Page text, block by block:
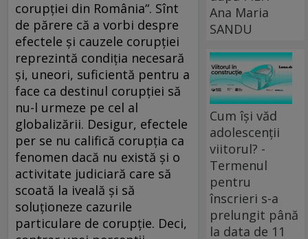
corupției din România“. Sînt
de părere că a vorbi despre
efectele și cauzele corupției
reprezintă condiția necesară
și, uneori, suficientă pentru a
face ca destinul corupției să
nu-l urmeze pe cel al
globalizării. Desigur, efectele
per se nu califică corupția ca
fenomen dacă nu există și o
activitate judiciară care să
scoată la iveală și să
soluționeze cazurile
particulare de corupție. Deci,
Ana Maria
SANDU
Cum își văd
adolescenții
viitorul? -
Termenul
pentru
înscrieri s-a
prelungit până
la data de 11